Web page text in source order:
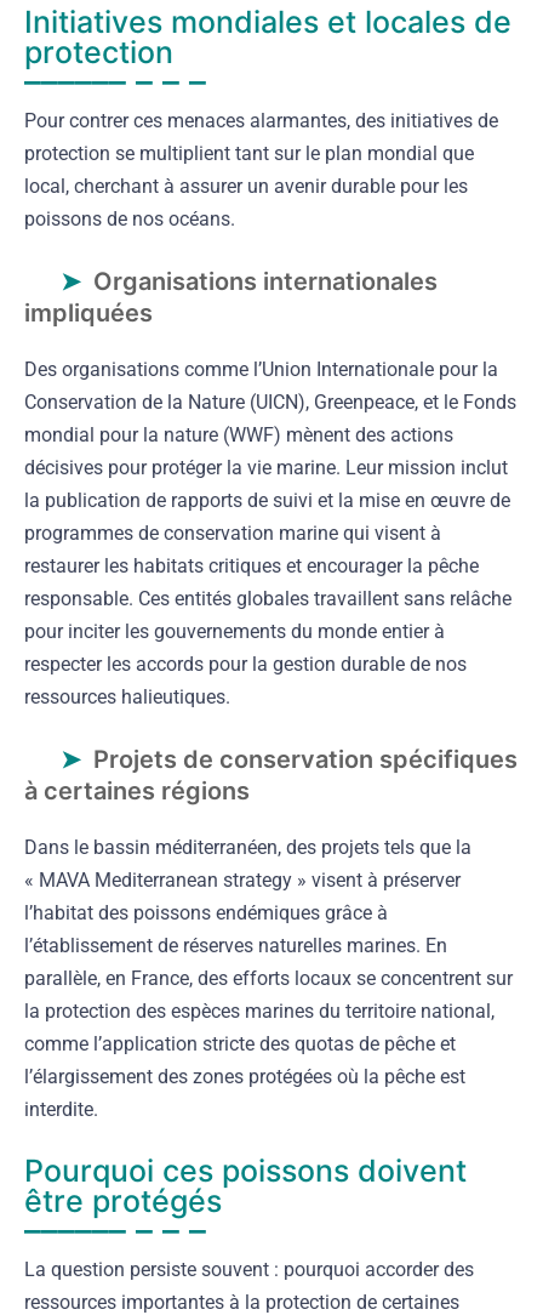
Initiatives mondiales et locales de
protection
Pour contrer ces menaces alarmantes, des initiatives de
protection se multiplient tant sur le plan mondial que
local, cherchant à assurer un avenir durable pour les
poissons de nos océans.
Organisations internationales
impliquées
Des organisations comme l’Union Internationale pour la
Conservation de la Nature (UICN), Greenpeace, et le Fonds
mondial pour la nature (WWF) mènent des actions
décisives pour protéger la vie marine. Leur mission inclut
la publication de rapports de suivi et la mise en œuvre de
programmes de conservation marine qui visent à
restaurer les habitats critiques et encourager la pêche
responsable. Ces entités globales travaillent sans relâche
pour inciter les gouvernements du monde entier à
respecter les accords pour la gestion durable de nos
ressources halieutiques.
Projets de conservation spécifiques
à certaines régions
Dans le bassin méditerranéen, des projets tels que la
« MAVA Mediterranean strategy » visent à préserver
l’habitat des poissons endémiques grâce à
l’établissement de réserves naturelles marines. En
parallèle, en France, des efforts locaux se concentrent sur
la protection des espèces marines du territoire national,
comme l’application stricte des quotas de pêche et
l’élargissement des zones protégées où la pêche est
interdite.
Pourquoi ces poissons doivent
être protégés
La question persiste souvent : pourquoi accorder des
ressources importantes à la protection de certaines